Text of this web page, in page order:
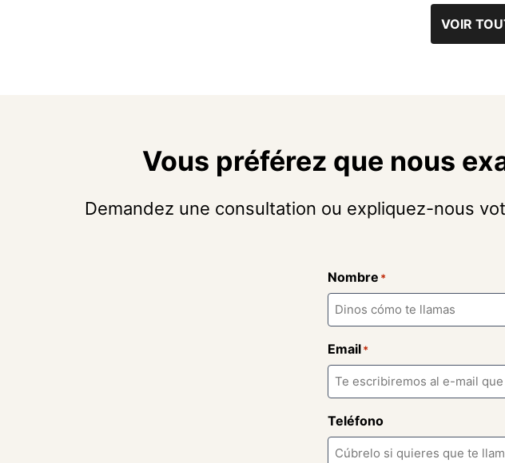
VOIR
Vous préférez que nous
Demandez une consultation ou expliquez-nous
Nombre *
Email *
Teléfono